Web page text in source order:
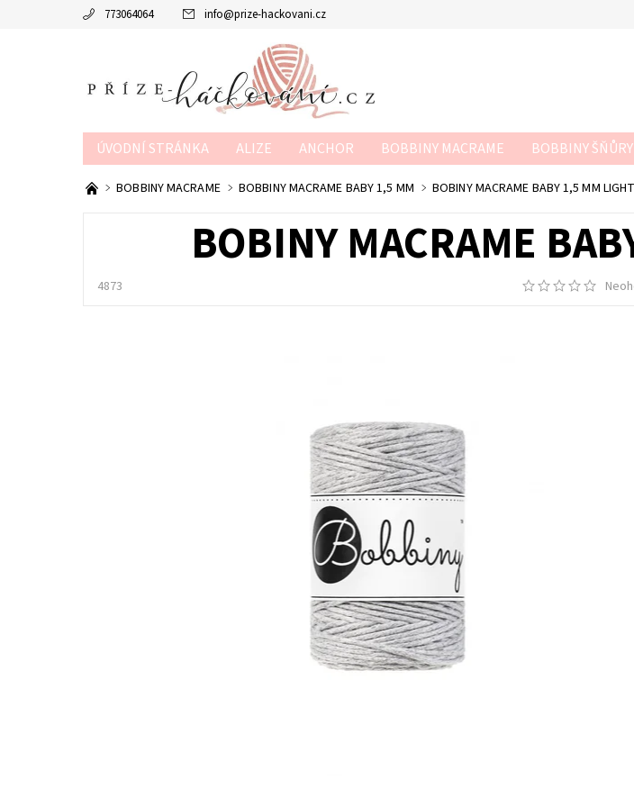
773064064 info@prize-hackovani.cz
ÚVODNÍ STRÁNKA ALIZE ANCHOR BOBBINY MACRAME BOBBINY ŠŇŮRY
MTP
NAKO POUKAZY SCHACHENMAYR SZNURKOWO TWISTED
BOBBINY MACRAME BOBBINY MACRAME BABY 1,5 MM BOBINY MACRAME BABY 1,5 MM
BOBINY MACRAME
4873